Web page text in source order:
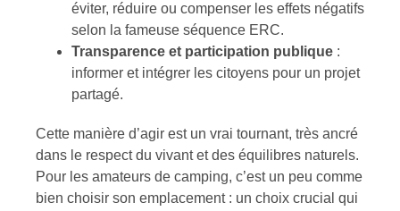
éviter, réduire ou compenser les effets négatifs
selon la fameuse séquence ERC.
Transparence et participation publique :
informer et intégrer les citoyens pour un projet
partagé.
Cette manière d’agir est un vrai tournant, très ancré
dans le respect du vivant et des équilibres naturels.
Pour les amateurs de camping, c’est un peu comme
bien choisir son emplacement : un choix crucial qui